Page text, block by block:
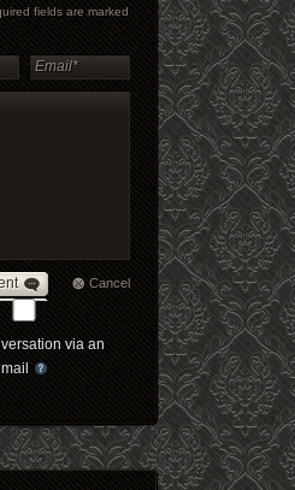
fields are marked
Cancel
via an